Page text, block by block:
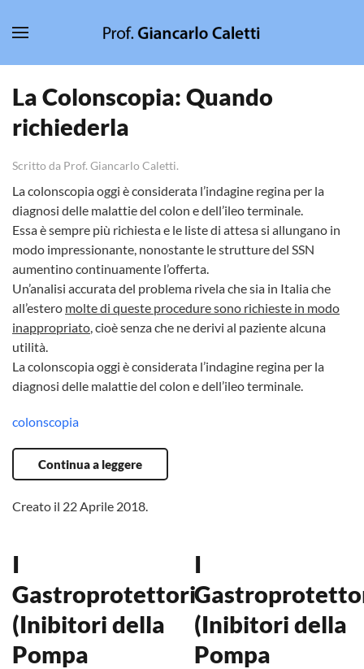
La Colonscopia: Quando
richiederla
Scritto da Prof. Giancarlo Caletti.
La colonscopia oggi è considerata l’indagine regina per la
diagnosi delle malattie del colon e dell’ileo terminale.
Essa è sempre più richiesta e le liste di attesa si allungano in
modo impressionante, nonostante le strutture del SSN
aumentino continuamente l’offerta.
Un’analisi accurata del problema rivela che sia in Italia che
all’estero molte di queste procedure sono richieste in modo
inappropriato, cioè senza che ne derivi al paziente alcuna
utilità.
La colonscopia oggi è considerata l’indagine regina per la
diagnosi delle malattie del colon e dell’ileo terminale.
colonscopia
Continua a leggere
Creato il 22 Aprile 2018.
I
Gastroprotettori
(Inibitori della
Pompa
I
(Inibitori della
Pompa